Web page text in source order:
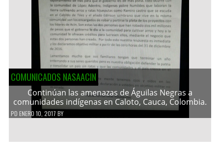
COMUNICADOS NASAACIN
Continúan las amenazas de Águilas Negras a
comunidades indígenas en Caloto, Cauca, Colombia.
PD ENERO 10, 2017 BY